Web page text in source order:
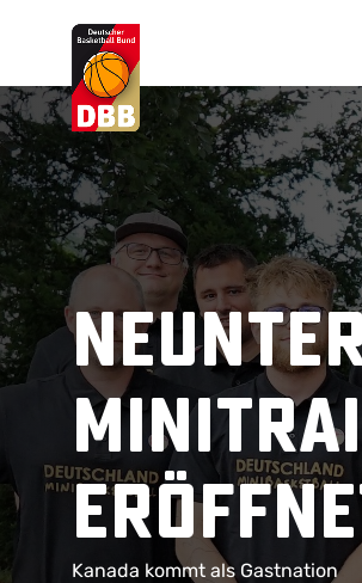
Suchvorschläge
Lorem Ipsum
Dolor Sit
Amet Valputo
Kanada kommt als Gastnation